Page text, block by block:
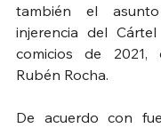
también el
injerencia del
comicios de 2021,
Rubén Rocha.
De acuerdo con